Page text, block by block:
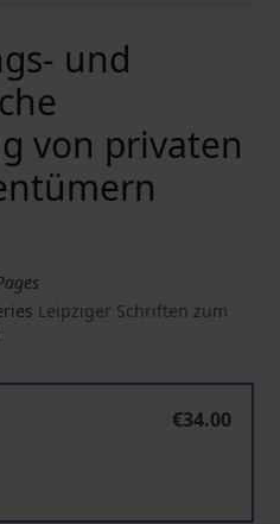
und
von privaten
Leipziger Schriften zum
€34.00